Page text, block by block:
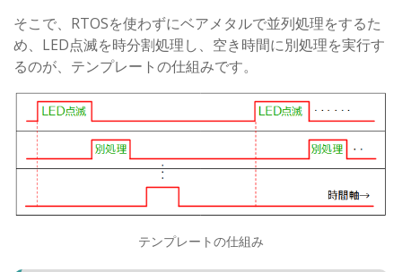
そこで、RTOSを使わずにベアメタルで並列処理をするた
め、LED点滅を時分割処理し、空き時間に別処理を実行す
るのが、テンプレートの仕組みです。
テンプレートの仕組み